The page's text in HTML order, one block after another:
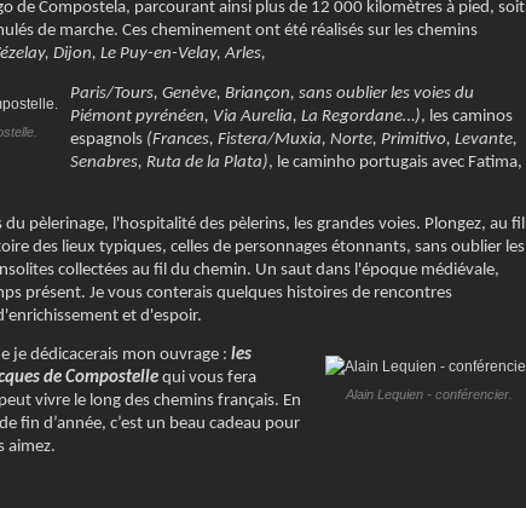
de Compostela, parcourant ainsi plus de 12 000 kilomètres à pied, soit
de marche. Ces cheminement ont été réalisés sur les chemins
Dijon, Le Puy-en-Velay, Arles,
Paris/Tours, Genève, Briançon, sans oublier les voies du
Piémont pyrénéen, Via Aurelia, La Regordane…), les caminos
espagnols (Frances, Fistera/Muxia, Norte, Primitivo, Levante,
Senabres, Ruta de la Plata), le caminho portugais avec Fatima,
du pèlerinage, l'hospitalité des pèlerins, les grandes voies. Plongez, au fil
des lieux typiques, celles de personnages étonnants, sans oublier les
collectées au fil du chemin. Un saut dans l'époque médiévale,
présent. Je vous conterais quelques histoires de rencontres
et d'espoir.
Alain Lequien - conférencier.
je dédicacerais mon ouvrage : les
de Compostelle qui vous fera
vivre le long des chemins français. En
fin d’année, c’est un beau cadeau pour
aimez.